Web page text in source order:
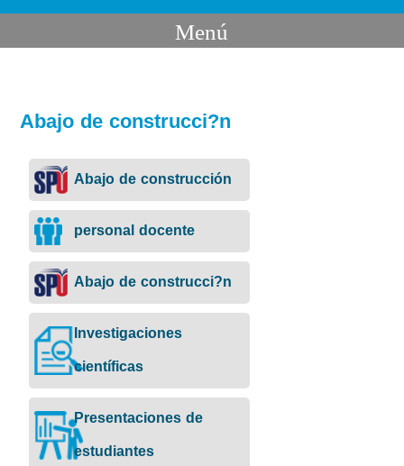
Menú
Abajo de construcci?n
Abajo de construcción
personal docente
Abajo de construcci?n
Investigaciones
científicas
Presentaciones de
estudiantes